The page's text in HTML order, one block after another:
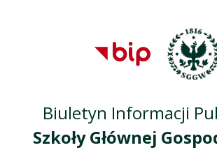
Przejdź do
głównego
Przejdź do treści
Przejdź do mapy
serwisu
Biuletyn Informacji
Szkoły Głównej